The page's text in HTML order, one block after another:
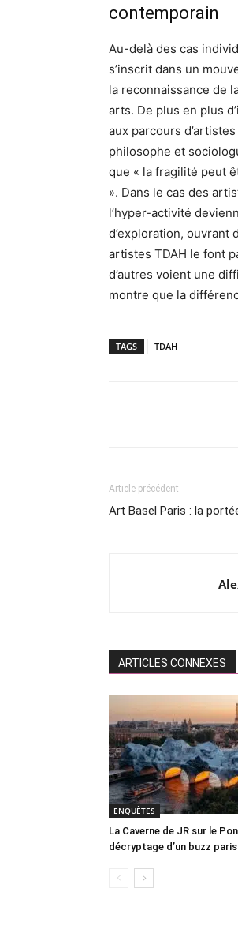
contemporain
Au-delà des cas
s’inscrit dans un
la reconnaissance de
arts. De plus en plus
aux parcours
philosophe et
que « la fragilité peut
». Dans le cas des
l’hyper-activité
d’exploration, ouvrant
artistes TDAH le font
d’autres voient une
montre que la
TAGS TDAH
Article précédent
Art Basel Paris : la
ARTICLES CONNEXES
ENQUÊTES
La Caverne de JR sur le
décryptage d’un buzz